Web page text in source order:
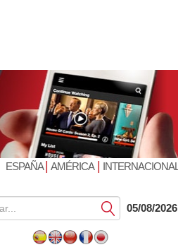
ESPAÑA| AMÉRICA| INTERNACIONAL
Submit05/08/2026